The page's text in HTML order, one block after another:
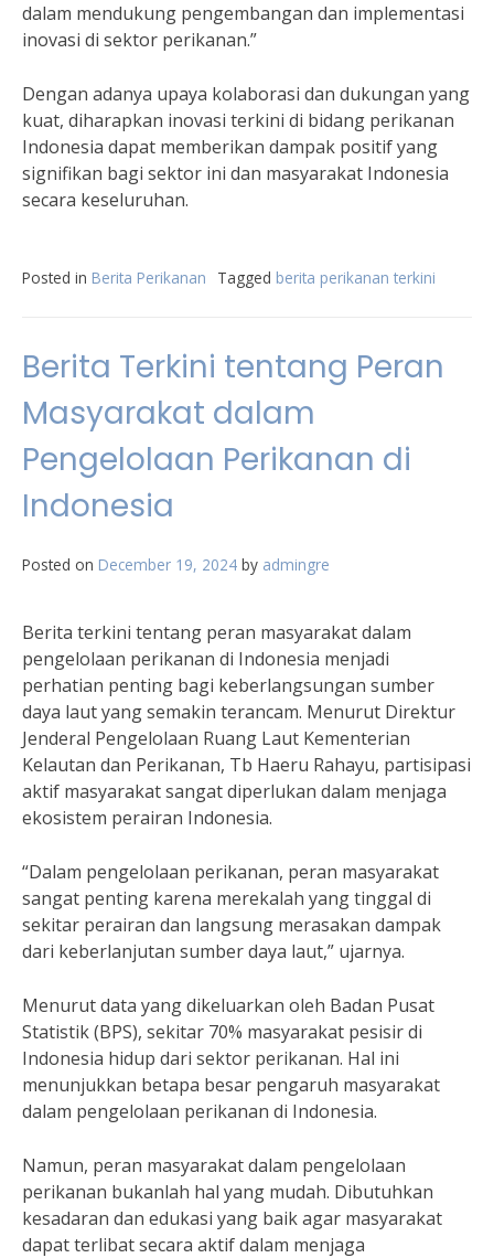
dalam mendukung pengembangan dan implementasi
inovasi di sektor perikanan.”
Dengan adanya upaya kolaborasi dan dukungan yang
kuat, diharapkan inovasi terkini di bidang perikanan
Indonesia dapat memberikan dampak positif yang
signifikan bagi sektor ini dan masyarakat Indonesia
secara keseluruhan.
Posted in Berita Perikanan Tagged berita perikanan terkini
Berita Terkini tentang Peran
Masyarakat dalam
Pengelolaan Perikanan di
Indonesia
Posted on December 19, 2024 by admingre
Berita terkini tentang peran masyarakat dalam
pengelolaan perikanan di Indonesia menjadi
perhatian penting bagi keberlangsungan sumber
daya laut yang semakin terancam. Menurut Direktur
Jenderal Pengelolaan Ruang Laut Kementerian
Kelautan dan Perikanan, Tb Haeru Rahayu, partisipasi
aktif masyarakat sangat diperlukan dalam menjaga
ekosistem perairan Indonesia.
“Dalam pengelolaan perikanan, peran masyarakat
sangat penting karena merekalah yang tinggal di
sekitar perairan dan langsung merasakan dampak
dari keberlanjutan sumber daya laut,” ujarnya.
Menurut data yang dikeluarkan oleh Badan Pusat
Statistik (BPS), sekitar 70% masyarakat pesisir di
Indonesia hidup dari sektor perikanan. Hal ini
menunjukkan betapa besar pengaruh masyarakat
dalam pengelolaan perikanan di Indonesia.
Namun, peran masyarakat dalam pengelolaan
perikanan bukanlah hal yang mudah. Dibutuhkan
kesadaran dan edukasi yang baik agar masyarakat
dapat terlibat secara aktif dalam menjaga